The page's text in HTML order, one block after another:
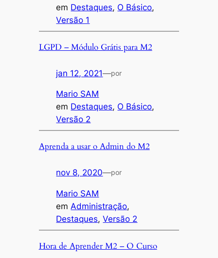
em Destaques, O Básico
Versão 1
LGPD – Módulo Grátis para M2
jan 12, 2021—por
Mario SAM
em Destaques, O Básico
Versão 2
Aprenda a usar o Admin do M2
nov 8, 2020—por
Mario SAM
em Administração
Destaques, Versão 2
Hora de Aprender M2 – O Curso